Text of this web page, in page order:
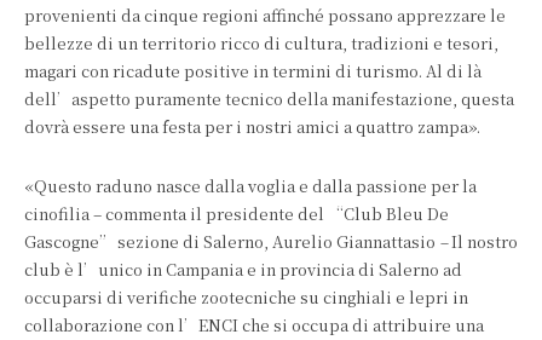
provenienti da cinque regioni affinché possano apprezzare le
bellezze di un territorio ricco di cultura, tradizioni e tesori,
magari con ricadute positive in termini di turismo. Al di là
dell’aspetto puramente tecnico della manifestazione, questa
dovrà essere una festa per i nostri amici a quattro zampa».
«Questo raduno nasce dalla voglia e dalla passione per la
cinofilia – commenta il presidente del “Club Bleu De
Gascogne” sezione di Salerno, Aurelio Giannattasio –Il nostro
club è l’unico in Campania e in provincia di Salerno ad
occuparsi di verifiche zootecniche su cinghiali e lepri in
collaborazione con l’ENCI che si occupa di attribuire una